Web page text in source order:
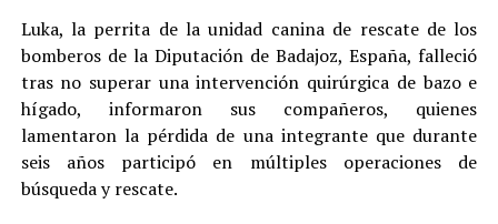
Luka, la perrita de la unidad canina de rescate de los
bomberos de la Diputación de Badajoz, España, falleció
tras no superar una intervención quirúrgica de bazo e
hígado, informaron sus compañeros, quienes
lamentaron la pérdida de una integrante que durante
seis años participó en múltiples operaciones de
búsqueda y rescate.